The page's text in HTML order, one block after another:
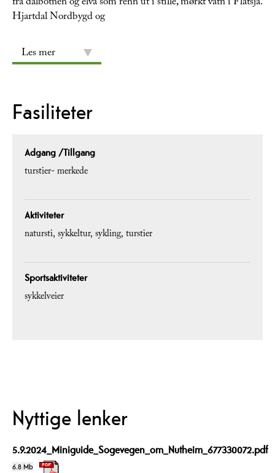
Hjartdal Nordbygd og
Les mer
Fasiliteter
Adgang /Tillgang
turstier- merkede
Aktiviteter
natursti sykkeltur sykling turstier
Sportsaktiviteter
sykkelveier
Nyttige lenker
5.9.2024_Miniguide_Sogevegen_om_Nutheim_677330072.pdf
6.8 Mb